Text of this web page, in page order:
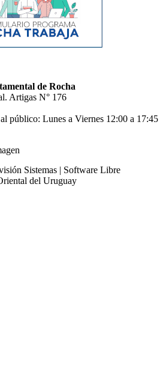
de Rocha
Artigas N° 176
público: Lunes a Viernes 12:00 a 17:45
Sistemas | Software Libre
del Uruguay